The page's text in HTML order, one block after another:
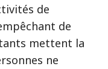
de
de
mettent la
ne